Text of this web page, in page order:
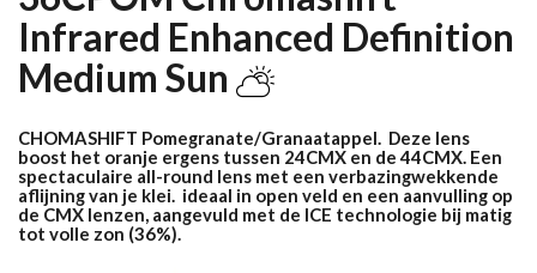
Infrared Enhanced Definition
Medium Sun
CHOMASHIFT Pomegranate/Granaatappel. Deze lens
boost het oranje ergens tussen 24CMX en de 44CMX. Een
spectaculaire all-round lens met een verbazingwekkende
aflijning van je klei. ideaal in open veld en een aanvulling op
de CMX lenzen, aangevuld met de ICE technologie bij matig
tot volle zon (36%).